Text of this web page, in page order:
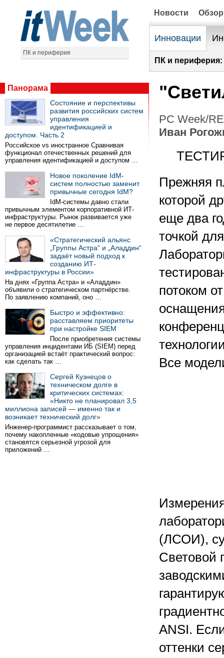
ПК и периферия
Новости
Инновации
ПК и периферия:
Панорама
Состояние и перспективы
развития российских систем
управления
идентификацией и
доступом. Часть 2
Российское vs иностранное Сравнивая
функционал отечественных решений для
управления идентификацией и доступом …
Новое поколение IdM-
систем полностью заменит
привычные сегодня IdM?
IdM-системы давно стали
привычным элементом корпоративной ИТ-
инфраструктуры. Рынок развивается уже
не первое десятилетие …
«Стратегический альянс
„Группы Астра“ и „Аладдин“
задаёт новый подход к
созданию ИТ-
инфраструктуры в России»
На днях «Группа Астра» и «Аладдин»
объявили о стратегическом партнёрстве.
По заявлению компаний, оно …
Быстро и эффективно:
расставляем приоритеты
при настройке SIEM
После приобретения системы
управления инцидентами ИБ (SIEM) перед
организацией встаёт практический вопрос:
как сделать так …
Сергей Кузнецов о
техническом долге в
критических системах:
«Никто не планировал 3,5
миллиона записей — именно так и
возникает технический долг»
Инженер-программист рассказывает о том,
почему накопленные «кодовые упрощения»
становятся серьезной угрозой для
приложений …
PC Week/
Иван
Прежняя
которой
еще два
точкой
потоком
Все
(ЛСОИ),
Световой
ANSI.
оттенки